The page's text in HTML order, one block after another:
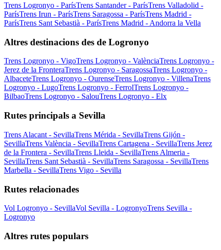
Trens Logronyo - ParísTrens Santander - ParísTrens Valladolid -
ParísTrens Irun - ParísTrens Saragossa - ParísTrens Madrid -
ParísTrens Sant Sebastià - ParísTrens Madrid - Andorra la Vella
Altres destinacions des de Logronyo
Trens Logronyo - VigoTrens Logronyo - ValènciaTrens Logronyo -
Jerez de la FronteraTrens Logronyo - SaragossaTrens Logronyo -
AlbaceteTrens Logronyo - OurenseTrens Logronyo - VillenaTrens
Logronyo - LugoTrens Logronyo - FerrolTrens Logronyo -
BilbaoTrens Logronyo - SalouTrens Logronyo - Elx
Rutes principals a Sevilla
Trens Alacant - SevillaTrens Mérida - SevillaTrens Gijón -
SevillaTrens València - SevillaTrens Cartagena - SevillaTrens Jerez
de la Frontera - SevillaTrens Lleida - SevillaTrens Almeria -
SevillaTrens Sant Sebastià - SevillaTrens Saragossa - SevillaTrens
Marbella - SevillaTrens Vigo - Sevilla
Rutes relacionades
Vol Logronyo - SevillaVol Sevilla - LogronyoTrens Sevilla -
Logronyo
Altres rutes populars